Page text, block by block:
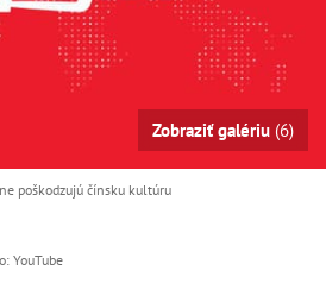
Zobraziť galériu (6)
poškodzujú čínsku kultúru
YouTube